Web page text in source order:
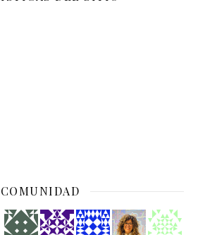
COMUNIDAD